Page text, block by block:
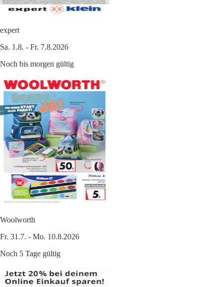
expert
Sa. 1.8. - Fr. 7.8.2026
Noch bis morgen gültig
Woolworth
Fr. 31.7. - Mo. 10.8.2026
Noch 5 Tage gültig